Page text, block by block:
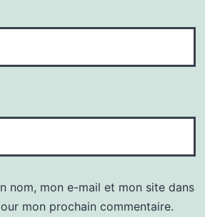
nom, mon e-mail et mon site dans
mon prochain commentaire.